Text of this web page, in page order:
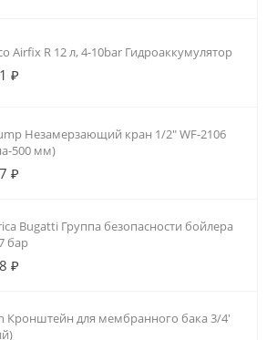
Airfix R 12 л, 4-10bar Гидроаккумулятор
₽
Незамерзающий кран 1/2" WF-2106
500 мм)
₽
Bugatti Группа безопасности бойлера
бар
₽
Кронштейн для мембранного бака 3/4'